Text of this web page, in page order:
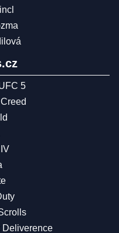
5
Deliverence